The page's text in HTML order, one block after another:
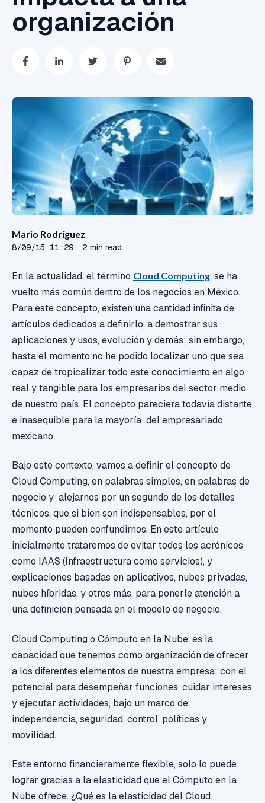
organización
Mario Rodríguez
8/09/15 11:29 2 min read.
En la actualidad, el término Cloud Computing, se ha
vuelto más común dentro de los negocios en México.
Para este concepto, existen una cantidad infinita de
artículos dedicados a definirlo, a demostrar sus
aplicaciones y usos, evolución y demás; sin embargo,
hasta el momento no he podido localizar uno que sea
capaz de tropicalizar todo este conocimiento en algo
real y tangible para los empresarios del sector medio
de nuestro país. El concepto pareciera todavía distante
e inasequible para la mayoría del empresariado
mexicano.
Bajo este contexto, vamos a definir el concepto de
Cloud Computing, en palabras simples, en palabras de
negocio y alejarnos por un segundo de los detalles
técnicos, que si bien son indispensables, por el
momento pueden confundirnos. En este artículo
inicialmente trataremos de evitar todos los acrónicos
como IAAS (Infraestructura como servicios), y
explicaciones basadas en aplicativos, nubes privadas,
nubes híbridas, y otros más, para ponerle atención a
una definición pensada en el modelo de negocio.
Cloud Computing o Cómputo en la Nube, es la
capacidad que tenemos como organización de ofrecer
a los diferentes elementos de nuestra empresa; con el
potencial para desempeñar funciones, cuidar intereses
y ejecutar actividades, bajo un marco de
independencia, seguridad, control, políticas y
movilidad.
Este entorno financieramente flexible, solo lo puede
lograr gracias a la elasticidad que el Cómputo en la
Nube ofrece. ¿Qué es la elasticidad del Cloud